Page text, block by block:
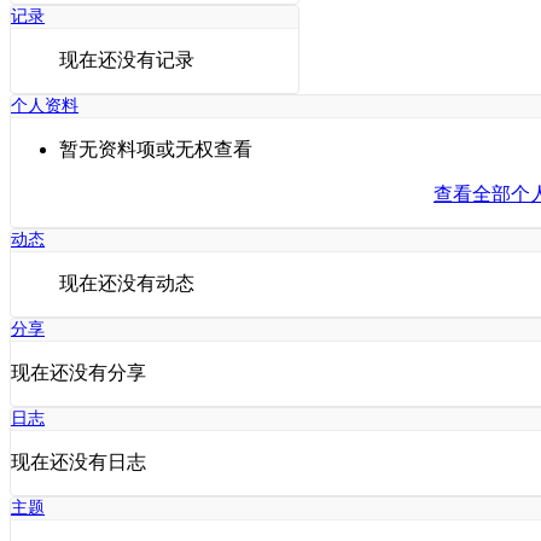
记录
现在还没有记录
个人资料
暂无资料项或无权查看
查看全部个
动态
现在还没有动态
分享
现在还没有分享
日志
现在还没有日志
主题